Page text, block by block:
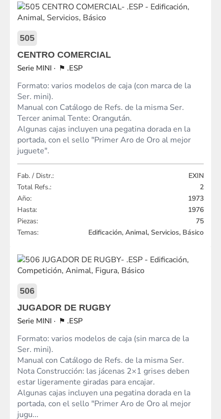
505
CENTRO COMERCIAL
MINI
.ESP
Formato: varios modelos de caja (con marca de la
Ser. mini).
Manual con Catálogo de Refs. de la misma Ser.
Tercer animal Tente: Orangután.
Algunas cajas incluyen una pegatina dorada en la
portada, con el sello "Primer Aro de Oro al mejor
juguete".
Fab. / Distr.:
EXIN
Total Refs.:
2
Año:
1973
Hasta:
1976
Piezas:
75
Temas:
Edificación, Animal, Servicios, Básico
506
JUGADOR DE RUGBY
MINI
.ESP
Formato: varios modelos de caja (sin marca de la
Ser. mini).
Manual con Catálogo de Refs. de la misma Ser.
Nota Construcción: las jácenas 2×1 grises deben
estar ligeramente giradas para encajar.
Algunas cajas incluyen una pegatina dorada en la
portada, con el sello "Primer Aro de Oro al mejor
jugu...